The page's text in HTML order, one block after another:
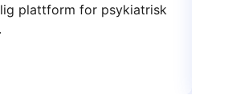
plattform for psykiatrisk